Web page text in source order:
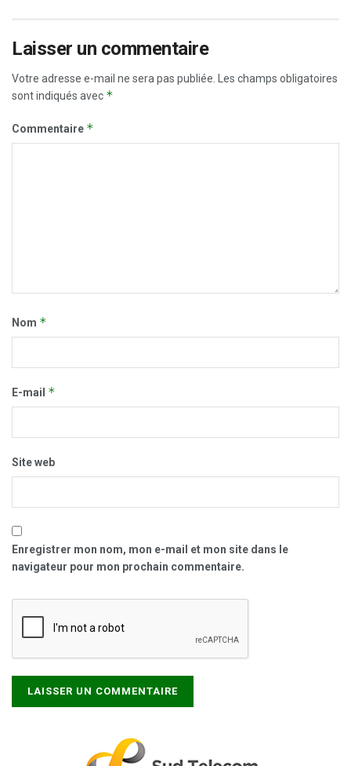
Laisser un commentaire
Votre adresse e-mail ne sera pas publiée.
Les champs obligatoires
sont indiqués avec *
Commentaire *
Nom *
E-mail *
Site web
Enregistrer mon nom, mon e-mail et mon site dans le
navigateur pour mon prochain commentaire.